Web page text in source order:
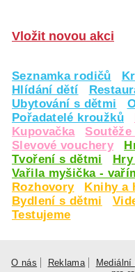
Vložit novou akci
Seznamka rodičů
Hlídání dětí
Ubytování s dětmi
Pořadatelé kroužků
Kupovačka
Slevové vouchery
Tvoření s dětmi
Vařila myšička -
Rozhovory
Knihy a
Bydlení s dětmi
Testujeme
O nás Reklama